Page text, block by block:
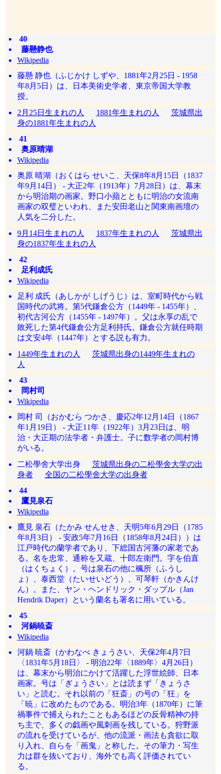
40
藤懸静也
Wikipedia
藤懸 静也（ふじかけ しずや、1881年2月25日 - 1958
年8月5日）は、日本美術史学者、東京帝国大学教
授。
2月25日生まれの人
1881年生まれの人
茨城県出
身の1881年生まれの人
41
奥原晴湖
Wikipedia
奥原 晴湖（おくはら せいこ、天保8年8月15日（1837
年9月14日） - 大正2年（1913年）7月28日）は、幕末
から明治期の画家。野口小蘋とともに明治の女流南
画家の双璧といわれ、また安田老山と関東南画壇の
人気を二分した。
9月14日生まれの人
1837年生まれの人
茨城県出
身の1837年生まれの人
42
足利成氏
Wikipedia
足利 成氏（あしかが しげうじ）は、室町時代から戦
国時代の武将。第5代鎌倉公方（1449年 - 1455年）、
初代古河公方（1455年 - 1497年）。父は永享の乱で
敗死した第4代鎌倉公方足利持氏。鎌倉公方就任時期
は文安4年（1447年）とする説も有力。
1449年生まれの人
茨城県出身の1449年生まれの
人
43
岡村司
Wikipedia
岡村 司（おかむら つかさ、慶応2年12月14日（1867
年1月19日） - 大正11年（1922年）3月23日は、明
治・大正期の法学者・弁護士。子に数学者の岡村博
がいる。
二松學舍大学出身 茨城県出身の二松學舍大学の出
身者
全国の二松學舍大学の出身者
44
鷹見泉石
Wikipedia
鷹見 泉石（たかみ せんせき、天明5年6月29日（1785
年8月3日） - 安政5年7月16日（1858年8月24日））は
江戸時代の蘭学者であり、下総国古河藩の家老であ
る。名を忠常、通称を又蔵、十郎左衛門。字を伯直
（はくちょく）。号は泉石の他に楓所（ふうし
ょ）、泰西堂（たいせいどう）、可琴軒（かきんけ
ん）。また、ヤン・ヘンドリック・ダップル（Jan
Hendrik Daper）という蘭名も署名に用いている。
45
河鍋暁斎
Wikipedia
河鍋 暁斎（かわなべ きょうさい、天保2年4月7日
〈1831年5月18日〉 - 明治22年〈1889年〉4月26日）
は、幕末から明治にかけて活躍した浮世絵師、日本
画家。号は「ぎょうさい」とは読まず「きょうさ
い」と読む。それ以前の「狂斎」の号の「狂」を
「暁」に改めたものである。明治3年（1870年）に筆
禍事件で捕えられたこともあるほどの反骨精神の持
ち主で、多くの戯画や風刺画を残している。狩野派
の流れを受けているが、他の流派・画法も貪欲に取
り入れ、自らを「画鬼」と称した。その筆力・写生
力は群を抜いており、海外でも高く評価されてい
る。